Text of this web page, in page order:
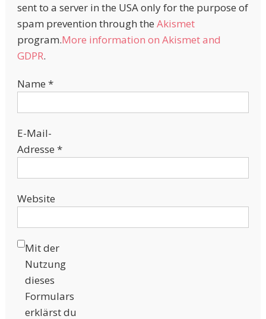
sent to a server in the USA only for the purpose of
spam prevention through the Akismet
program.More information on Akismet and
GDPR.
Name *
E-Mail-
Adresse *
Website
Mit der
Nutzung
dieses
Formulars
erklärst du